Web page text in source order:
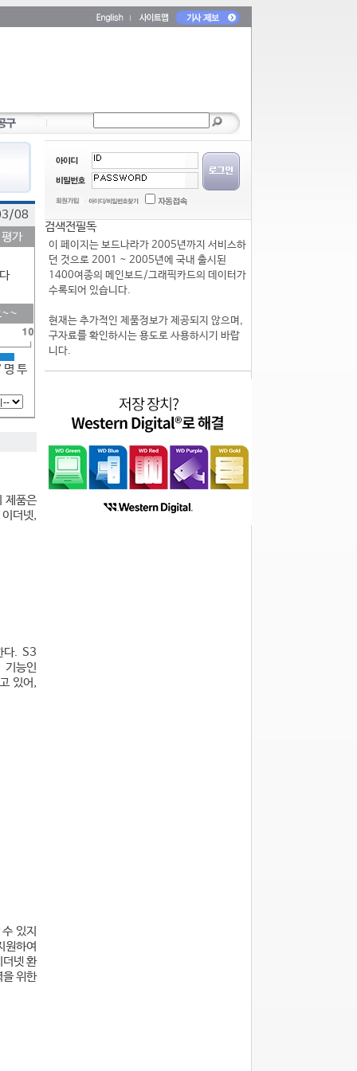
08
가
~~
투
제품은
더넷,
. S3
능인
있어,
있지
원하여
넷 환
위한
검색전필독
이 페이지는 보드나라가 2005년까지 서비스하
던 것으로 2001 ~ 2005년에 국내 출시된
1400여종의 메인보드/그래픽카드의 데이터가
수록되어 있습니다.
현재는 추가적인 제품정보가 제공되지 않으며,
구자료를 확인하시는 용도로 사용하시기 바랍
니다.